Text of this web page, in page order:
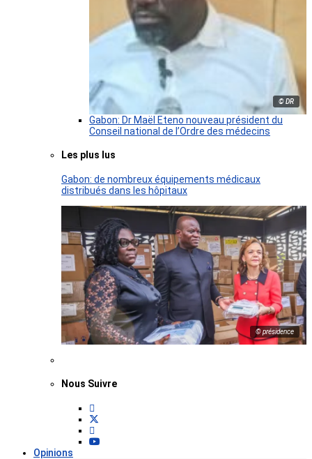
© DR
Gabon: Dr Maël Eteno nouveau président du
Conseil national de l’Ordre des médecins
Les plus lus
Gabon: de nombreux équipements médicaux
distribués dans les hôpitaux
© présidence
Nous Suivre
Opinions